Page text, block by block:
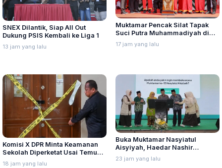
SNEX Dilantik, Siap All Out
Dukung PSIS Kembali ke Liga 1
13 jam yang lalu
Muktamar Pencak Silat Tapak
Suci Putra Muhammadiyah di
Semarang Hadirkan Pesilat dari
Lima Negara
17 jam yang lalu
Komisi X DPR Minta Keamanan
Sekolah Diperketat Usai Temuan
Senjata dan Narkotika
18 jam yang lalu
Buka Muktamar Nasyiatul
Aisyiyah, Haedar Nashir
Ingatkan Berorganisasi Untuk
Perjuangkan Nilai, Bukan
23 jam yang lalu